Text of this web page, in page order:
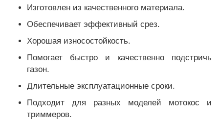
Изготовлен из качественного материала.
Обеспечивает эффективный срез.
Хорошая износостойкость.
Помогает быстро и качественно подстричь
газон.
Длительные эксплуатационные сроки.
Подходит для разных моделей мотокос и
триммеров.